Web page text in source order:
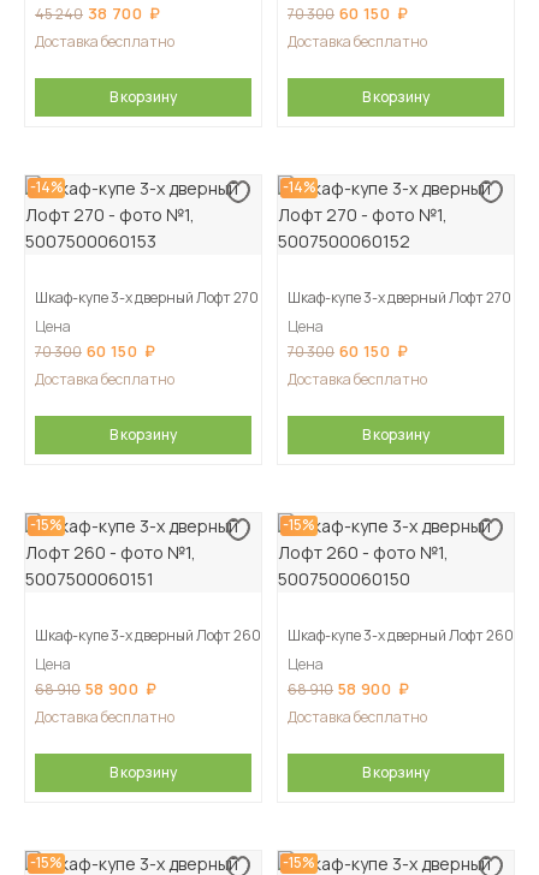
45 240 38 700
Доставка бесплатно
В корзину
70 300 60 150
Доставка бесплатно
В корзину
-14%
Шкаф-купе 3-х дверный Лофт 270
Цена
70 300 60 150
Доставка бесплатно
В корзину
-14%
Шкаф-купе 3-х дверный Лофт 270
Цена
70 300 60 150
Доставка бесплатно
В корзину
-15%
Шкаф-купе 3-х дверный Лофт 260
Цена
68 910 58 900
Доставка бесплатно
В корзину
-15%
Шкаф-купе 3-х дверный Лофт 260
Цена
68 910 58 900
Доставка бесплатно
В корзину
-15% -15%